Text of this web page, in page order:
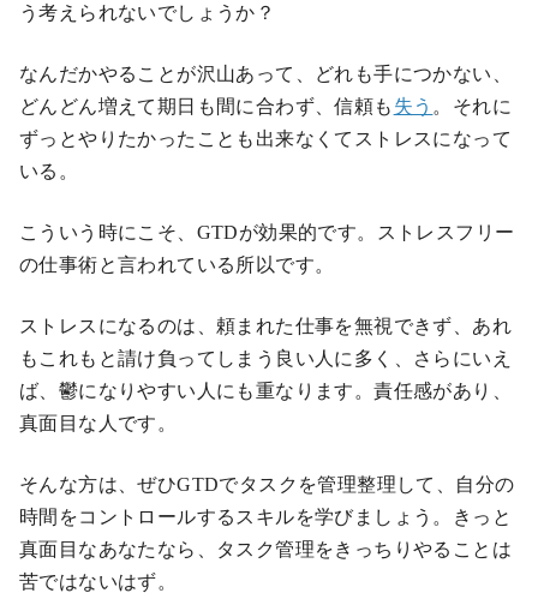
う考えられないでしょうか？
なんだかやることが沢山あって、どれも手につかない、
どんどん増えて期日も間に合わず、信頼も 失う 。それに
ずっとやりたかったことも出来なくてストレスになって
いる。
こういう時にこそ、GTDが効果的です。ストレスフリー
の仕事術と言われている所以です。
ストレスになるのは、頼まれた仕事を無視できず、あれ
もこれもと請け負ってしまう良い人に多く、さらにいえ
ば、鬱になりやすい人にも重なります。責任感があり、
真面目な人です。
そんな方は、ぜひGTDでタスクを管理整理して、自分の
時間をコントロールするスキルを学びましょう。きっと
真面目なあなたなら、タスク管理をきっちりやることは
苦ではないはず。